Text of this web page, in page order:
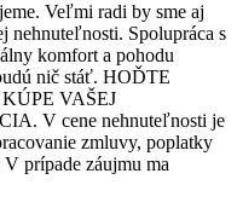
Veľmi radi by sme aj
nehnuteľnosti. Spolupráca s
komfort a pohodu
nič stáť. HOĎTE
VAŠEJ
V cene nehnuteľnosti je
zmluvy, poplatky
prípade záujmu ma